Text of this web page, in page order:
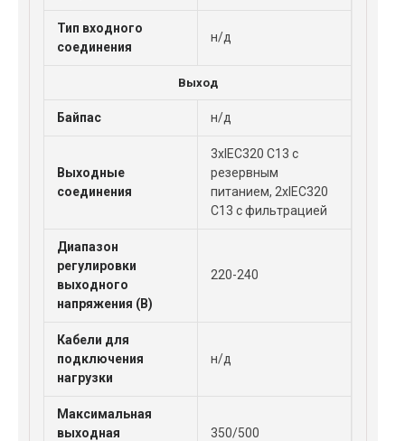
Тип входного
соединения
н/д
Выход
Байпас н/д
Выходные
соединения
3xIEC320 С13 с
резервным
питанием, 2xIEC320
С13 с фильтрацией
Диапазон
регулировки
выходного
напряжения (В)
220-240
Кабели для
подключения
нагрузки
н/д
Максимальная
выходная
350/500